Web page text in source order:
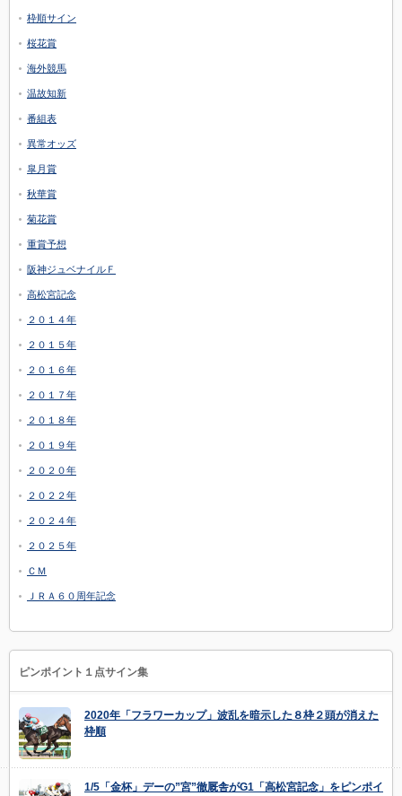
枠順サイン
桜花賞
海外競馬
温故知新
番組表
異常オッズ
皐月賞
秋華賞
菊花賞
重賞予想
阪神ジュベナイルＦ
高松宮記念
２０１４年
２０１５年
２０１６年
２０１７年
２０１８年
２０１９年
２０２０年
２０２２年
２０２４年
２０２５年
ＣＭ
ＪＲＡ６０周年記念
ピンポイント１点サイン集
2020年「フラワーカップ」波乱を暗示した８枠２頭が消えた
枠順
1/5「金杯」デーの”宮”徹厩舎がG1「高松宮記念」をピンポイ